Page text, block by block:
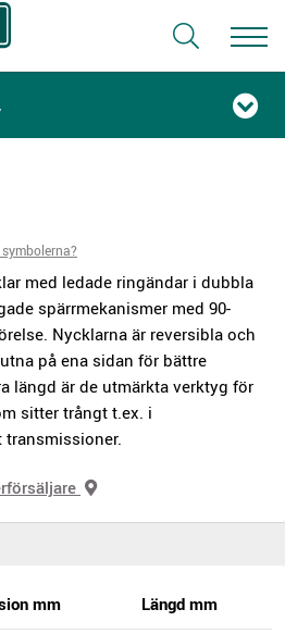
med ledade ringändar i dubbla
spärrmekanismer med 90-
Nycklarna är reversibla och
på ena sidan för bättre
längd är de utmärkta verktyg för
sitter trångt t.ex. i
mm Längd mm